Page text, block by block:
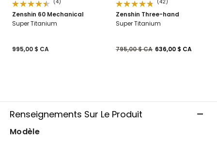
(4)
Zenshin 60 Mechanical
Super Titanium
995,00 $ CA
(42)
Zenshin Three-hand
Super Titanium
Prix réduit de
795,00 $ CAà636,00 $ CA
Renseignements Sur Le Produit
Modèle